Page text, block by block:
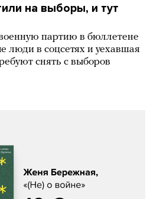
на выборы, и тут
партию в бюллетене
люди в соцсетях и уехавшая
снять с выборов